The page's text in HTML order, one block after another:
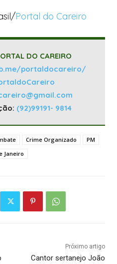
Portal do Careiro
DO CAREIRO
portaldocareiro/
(92)99191- 9814
Crime Organizado
PM
Janeiro
Próximo artigo
Cantor sertanejo João